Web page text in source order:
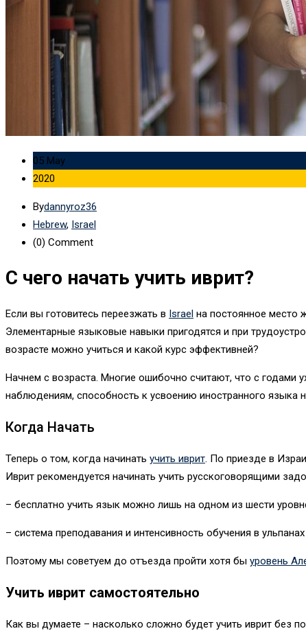
05 May
2020
Bydannyroz36
Hebrew, Israel
(0) Comment
С чего начать учить иврит?
Если вы готовитесь переезжать в Israel на постоянное место
Элементарные языковые навыки пригодятся и при
возрасте можно учиться и какой курс эффективней?
Начнем с возраста. Многие ошибочно считают, что с
наблюдениям, способность к усвоению иностранного языка
Когда Начать
Теперь о том, когда начинать учить иврит . По приезде в
Иврит рекомендуется начинать учить русскоговорящими
– бесплатно учить язык можно лишь на одном из шести
– система преподавания и интенсивность обучения в
Поэтому мы советуем до отъезда пройти хотя бы уровень
Учить иврит самостоятельно
Как вы думаете – насколько сложно будет учить иврит без